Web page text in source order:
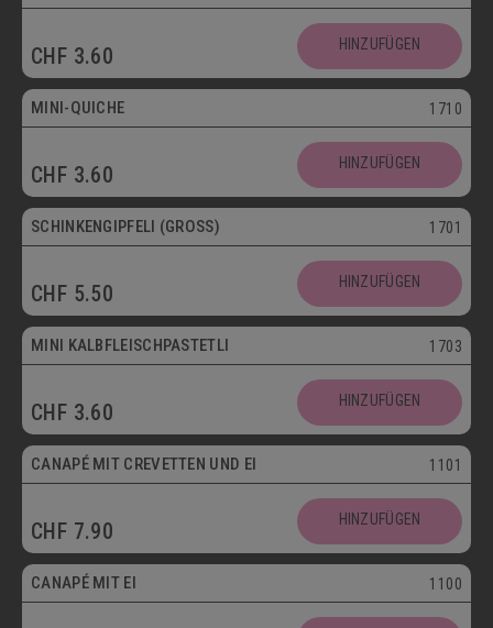
CHF 3.60 HINZUFÜGEN
Mini
MINI-QUICHE 1710
CHF 3.60 HINZUFÜGEN
SCHINKENGIPFELI (GROSS) 1701
CHF 5.50 HINZUFÜGEN
Mini
MINI KALBFLEISCHPASTETLI 1703
CHF 3.60 HINZUFÜGEN
CANAPÉ MIT CREVETTEN UND EI 1101
CHF 7.90 HINZUFÜGEN
Vegetarisch
CANAPÉ MIT EI 1100